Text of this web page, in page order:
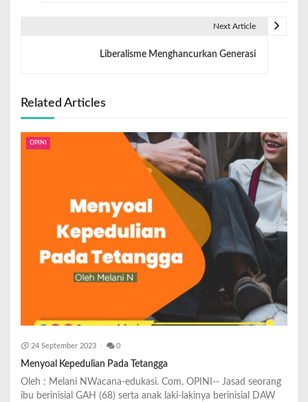
Next Article
Liberalisme Menghancurkan Generasi
Related Articles
OPINI
24 September 2023 0
Menyoal Kepedulian Pada Tetangga
Oleh : Melani NWacana-edukasi. Com, OPINI-- Jasad seorang
ibu berinisial GAH (68) serta anak laki-lakinya berinisial DAW